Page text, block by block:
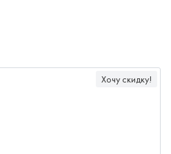
Хочу скидку!